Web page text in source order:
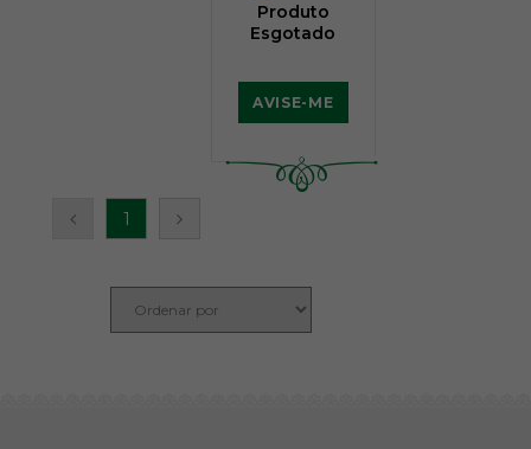
Produto
Esgotado
AVISE-ME
1